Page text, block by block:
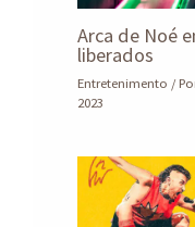
Arca de Noé
liberados
Entretenimento /
2023